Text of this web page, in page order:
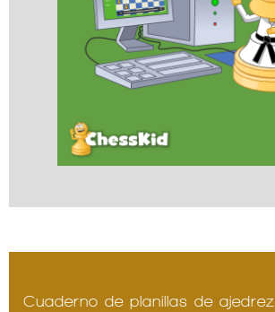
Cuaderno de planillas de ajedrez